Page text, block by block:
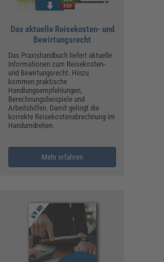
HERKERT)
Das aktuelle Reisekosten- und
Bewirtungsrecht
Das Praxishandbuch liefert aktuelle
Informationen zum Reisekosten-
und Bewirtungsrecht. Hinzu
kommen praktische
Handlungsempfehlungen,
Berechnungsbeispiele und
Arbeitshilfen. Damit gelingt die
korrekte Reisekostenabrechnung im
Handumdrehen.
Mehr erfahren